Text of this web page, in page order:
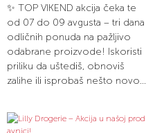
✨ TOP VIKEND akcija čeka te
od 07 do 09 avgusta – tri dana
odličnih ponuda na pažljivo
odabrane proizvode! Iskoristi
priliku da uštediš, obnoviš
zalihe ili isprobaš nešto novo...